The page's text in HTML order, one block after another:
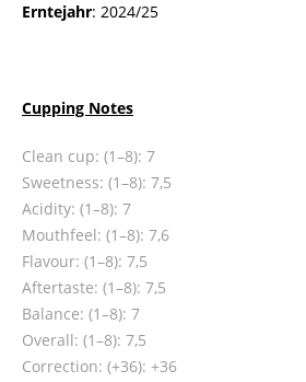
Erntejahr: 2024/25
Cupping Notes
Clean cup: (1–8): 7
Sweetness: (1–8): 7,5
Acidity: (1–8): 7
Mouthfeel: (1–8): 7,6
Flavour: (1–8): 7,5
Aftertaste: (1–8): 7,5
Balance: (1–8): 7
Overall: (1–8): 7,5
Correction: (+36): +36